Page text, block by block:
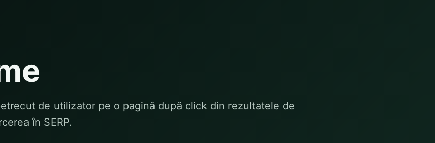
de utilizator pe o pagină după click din rezultatele de
în SERP.